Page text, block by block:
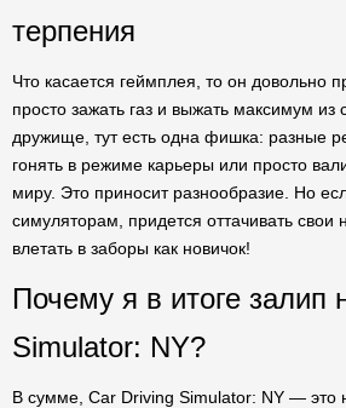
терпения
Что касается геймплея, то он довольно
просто зажать газ и выжать максимум из
дружище, тут есть одна фишка: разные
гонять в режиме карьеры или просто
миру. Это приносит разнообразие. Но
симуляторам, придется оттачивать
влетать в заборы как новичок!
Почему я в итоге залип
Simulator: NY?
В сумме, Car Driving Simulator: NY — это